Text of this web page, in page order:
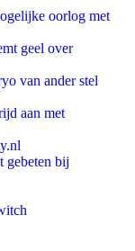
oorlog met
geel over
van ander stel
aan met
gebeten bij